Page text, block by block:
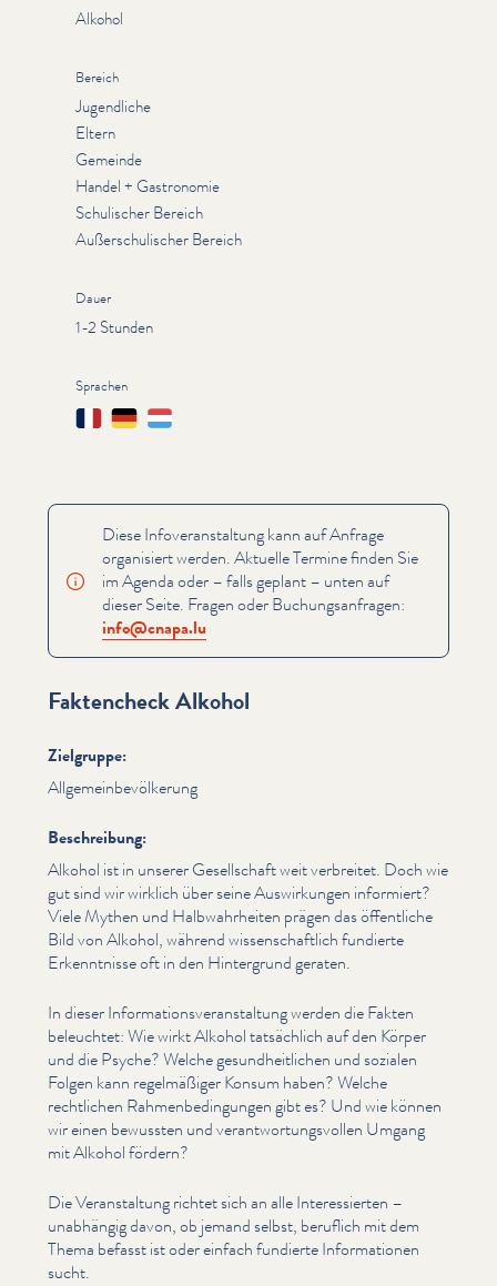
Alkohol
Bereich
Jugendliche
Eltern
Gemeinde
Handel + Gastronomie
Schulischer Bereich
Außerschulischer Bereich
Dauer
1-2 Stunden
Sprachen
FrançaisDeutschLëtzebuergesch
Diese Infover­anstal­tung kann auf Anfrage
organisiert werden. Aktuelle Termine finden Sie
im Agenda oder – falls geplant – unten auf
dieser Seite. Fragen oder Buchungsan­fra­gen:
info@​cnapa.​lu
Faktencheck Alkohol
Zielgruppe:
All­ge­mein­bevölkerung
Beschreibung:
Alkohol ist in unserer Gesellschaft weit verbreitet. Doch wie
gut sind wir wirklich über seine Auswirkun­gen informiert?
Viele Mythen und Halb­wahrheit­en prägen das öffentliche
Bild von Alkohol, während wis­senschaftlich fundierte
Erken­nt­nisse oft in den Hintergrund geraten.
In dieser Infor­ma­tionsver­anstal­tung werden die Fakten
beleuchtet: Wie wirkt Alkohol tatsächlich auf den Körper
und die Psyche? Welche gesund­heitlichen und sozialen
Folgen kann regelmäßiger Konsum haben? Welche
rechtlichen Rah­menbe­din­gun­gen gibt es? Und wie können
wir einen bewussten und ver­ant­wor­tungsvollen Umgang
mit Alkohol fördern?
Die Ver­anstal­tung richtet sich an alle Inter­essierten –
unabhängig davon, ob jemand selbst, beruflich mit dem
Thema befasst ist oder einfach fundierte Infor­ma­tio­nen
sucht.